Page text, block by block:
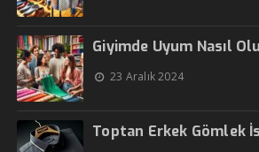
Giyimde Uyum Nasıl
23 Aralık 2024
Toptan Erkek Gömlek